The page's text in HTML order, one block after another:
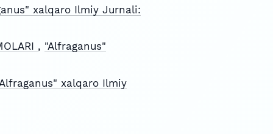
xalqaro Ilmiy Jurnali:
, "Alfraganus"
xalqaro Ilmiy